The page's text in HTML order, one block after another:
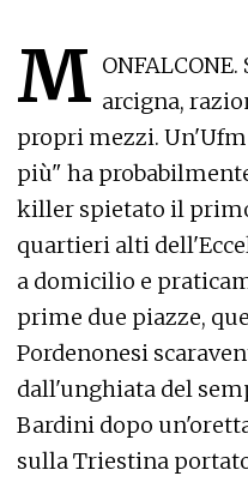
M arcigna,
propri mezzi.
più" ha
killer spietato il
quartieri alti
a domicilio e
prime due piazze,
Pordenonesi
dall'unghiata del
Bardini dopo
sulla Triestina